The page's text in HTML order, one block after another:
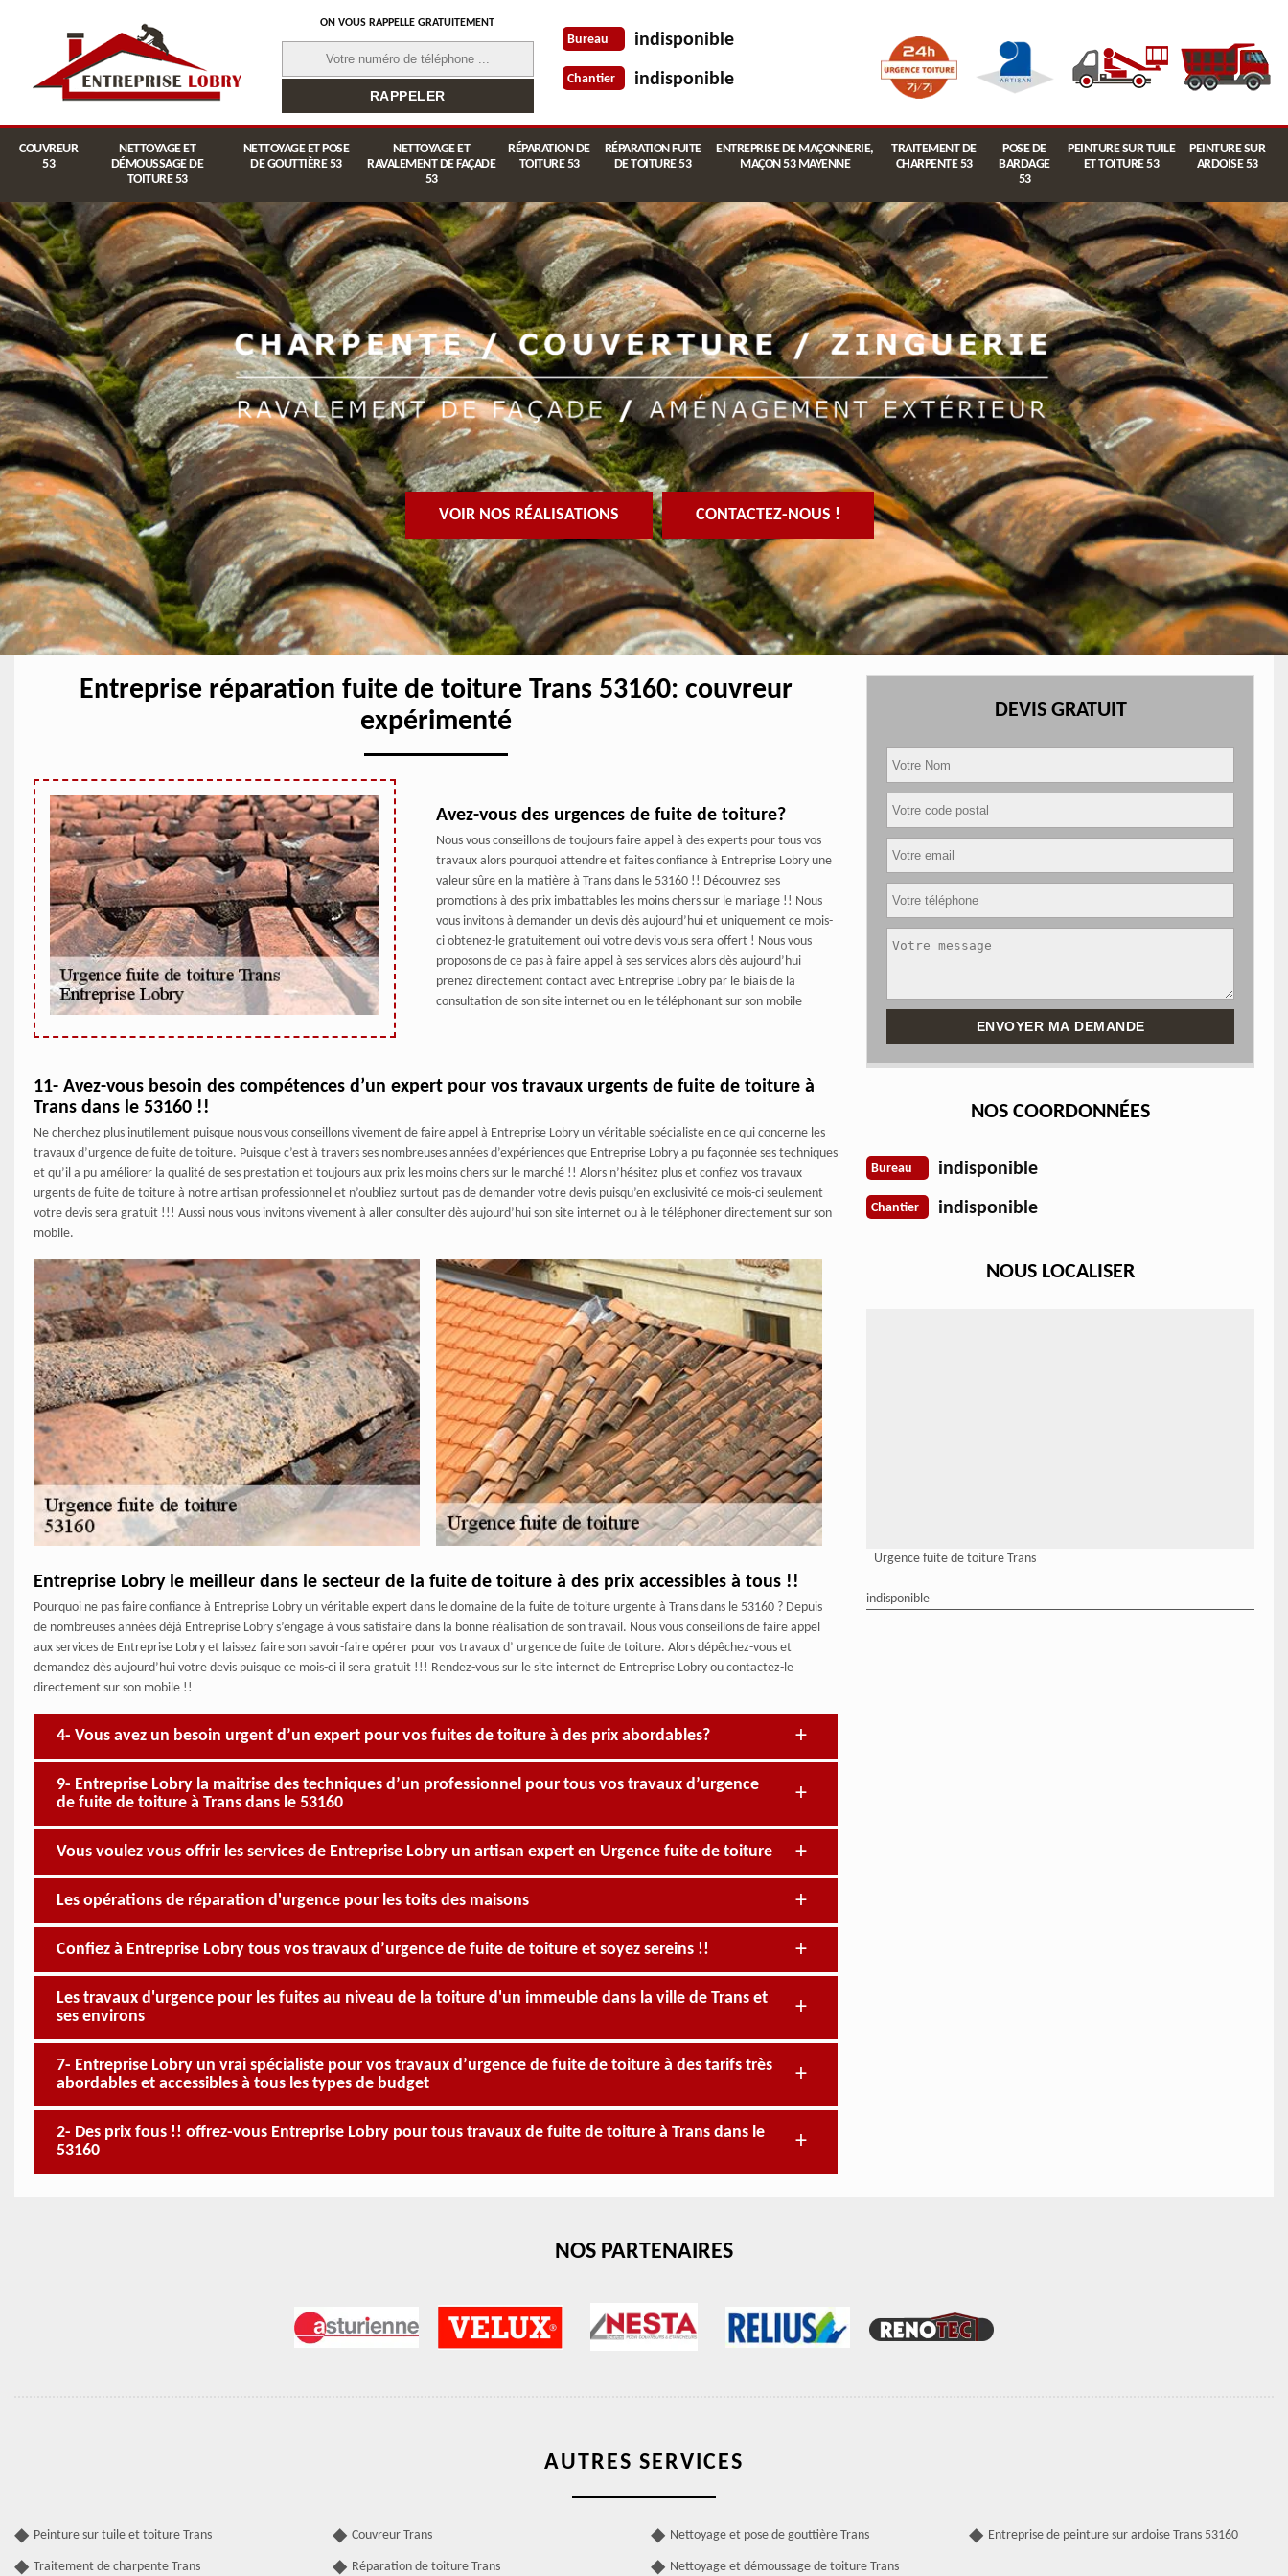
ON VOUS RAPPELLE GRATUITEMENT
Bureau indisponible
Chantier indisponible
COUVREUR
53
NETTOYAGE ET
DÉMOUSSAGE DE
TOITURE 53
NETTOYAGE ET POSE
DE GOUTTIÈRE 53
NETTOYAGE ET
RAVALEMENT DE FAÇADE
53
RÉPARATION DE
TOITURE 53
RÉPARATION FUITE
DE TOITURE 53
ENTREPRISE DE MAÇONNERIE,
MAÇON 53 MAYENNE
TRAITEMENT DE
CHARPENTE 53
POSE DE
BARDAGE
53
PEINTURE SUR TUILE
ET TOITURE 53
PEINTURE SUR
ARDOISE 53
VOIR NOS RÉALISATIONS CONTACTEZ-NOUS !
Entreprise réparation fuite de toiture Trans 53160: couvreur
expérimenté
Avez-vous des urgences de fuite de toiture?
Nous vous conseillons de toujours faire appel à des experts pour tous vos
travaux alors pourquoi attendre et faites confiance à Entreprise Lobry une
valeur sûre en la matière à Trans dans le 53160 !! Découvrez ses
promotions à des prix imbattables les moins chers sur le mariage !! Nous
vous invitons à demander un devis dès aujourd’hui et uniquement ce mois-
ci obtenez-le gratuitement oui votre devis vous sera offert ! Nous vous
proposons de ce pas à faire appel à ses services alors dès aujourd’hui
prenez directement contact avec Entreprise Lobry par le biais de la
consultation de son site internet ou en le téléphonant sur son mobile
11- Avez-vous besoin des compétences d’un expert pour vos travaux urgents de fuite de toiture à
Trans dans le 53160 !!
Ne cherchez plus inutilement puisque nous vous conseillons vivement de faire appel à Entreprise Lobry un véritable spécialiste en ce qui concerne les
travaux d’urgence de fuite de toiture. Puisque c’est à travers ses nombreuses années d’expériences que Entreprise Lobry a pu façonnée ses techniques
et qu’il a pu améliorer la qualité de ses prestation et toujours aux prix les moins chers sur le marché !! Alors n’hésitez plus et confiez vos travaux
urgents de fuite de toiture à notre artisan professionnel et n’oubliez surtout pas de demander votre devis puisqu’en exclusivité ce mois-ci seulement
votre devis sera gratuit !!! Aussi nous vous invitons vivement à aller consulter dès aujourd’hui son site internet ou à le téléphoner directement sur son
mobile.
Entreprise Lobry le meilleur dans le secteur de la fuite de toiture à des prix accessibles à tous !!
Pourquoi ne pas faire confiance à Entreprise Lobry un véritable expert dans le domaine de la fuite de toiture urgente à Trans dans le 53160 ? Depuis
de nombreuses années déjà Entreprise Lobry s’engage à vous satisfaire dans la bonne réalisation de son travail. Nous vous conseillons de faire appel
aux services de Entreprise Lobry et laissez faire son savoir-faire opérer pour vos travaux d’ urgence de fuite de toiture. Alors dépêchez-vous et
demandez dès aujourd’hui votre devis puisque ce mois-ci il sera gratuit !!! Rendez-vous sur le site internet de Entreprise Lobry ou contactez-le
directement sur son mobile !!
4- Vous avez un besoin urgent d’un expert pour vos fuites de toiture à des prix abordables?
9- Entreprise Lobry la maitrise des techniques d’un professionnel pour tous vos travaux d’urgence
de fuite de toiture à Trans dans le 53160
Vous voulez vous offrir les services de Entreprise Lobry un artisan expert en Urgence fuite de toiture
Les opérations de réparation d'urgence pour les toits des maisons
Confiez à Entreprise Lobry tous vos travaux d’urgence de fuite de toiture et soyez sereins !!
Les travaux d'urgence pour les fuites au niveau de la toiture d'un immeuble dans la ville de Trans et
ses environs
7- Entreprise Lobry un vrai spécialiste pour vos travaux d’urgence de fuite de toiture à des tarifs très
abordables et accessibles à tous les types de budget
2- Des prix fous !! offrez-vous Entreprise Lobry pour tous travaux de fuite de toiture à Trans dans le
53160
DEVIS GRATUIT
NOS COORDONNÉES
Bureau indisponible
Chantier indisponible
NOUS LOCALISER
Urgence fuite de toiture Trans
indisponible
NOS PARTENAIRES
AUTRES SERVICES
Peinture sur tuile et toiture Trans
Traitement de charpente Trans
Couvreur Trans
Réparation de toiture Trans
Nettoyage et pose de gouttière Trans
Nettoyage et démoussage de toiture Trans
Entreprise de peinture sur ardoise Trans 53160